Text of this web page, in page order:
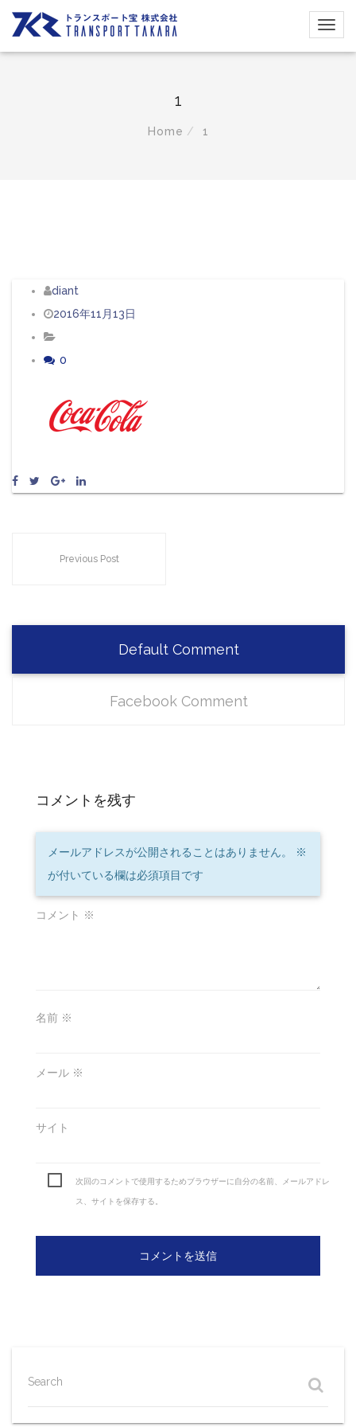
1
Home 1
diant
2016年11月13日
0
Previous Post
Default Comment
Facebook Comment
コメントを残す
メールアドレスが公開されることはありません。
※
が付いている欄は必須項目です
コメント ※
名前 ※
メール ※
サイト
次回のコメントで使用するためブラウザーに自分の名前、メールアドレ
ス、サイトを保存する。
Search